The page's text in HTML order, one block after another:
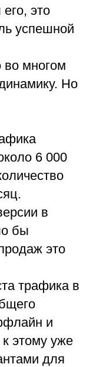
это
успешной
во многом
Но
6 000
в
бы
это
трафика в
и
этому уже
для